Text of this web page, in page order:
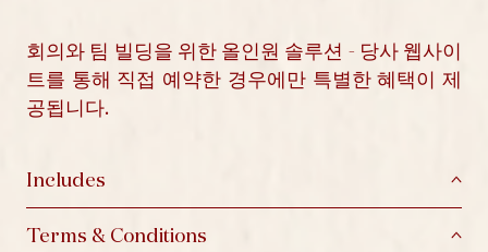
회의와 팀 빌딩을 위한 올인원 솔루션 - 당사 웹사이
트를 통해 직접 예약한 경우에만 특별한 혜택이 제
공됩니다.
Includes
Terms & Conditions